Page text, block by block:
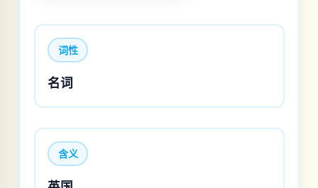
词性
名词
含义